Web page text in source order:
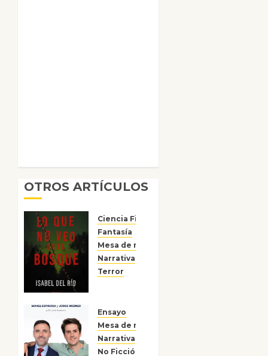
OTROS ARTÍCULOS
Ciencia Ficción
Fantasía
Mesa de novedades
Narrativa
Terror
en el
bosque
15 DE
Ensayo
Mesa de novedades
Narrativa
No Ficción